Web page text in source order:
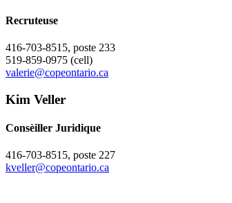
Recruteuse
416-703-8515, poste 233
519-859-0975 (cell)
valerie@copeontario.ca
Kim Veller
Consèiller Juridique
416-703-8515, poste 227
kveller@copeontario.ca